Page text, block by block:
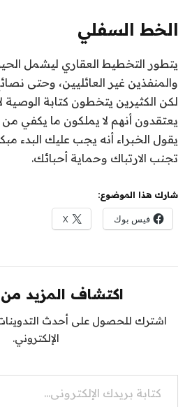
الخط السفلي
يتطور التخطيط العقاري ليشمل
والمنفذين غير العائليين، وحتى
لكن الكثيرين يتخطون كتابة الوصية
يعتقدون أنهم لا يملكون ما يكفي من
يقول الخبراء أنه يجب عليك البدء
تجنب الارتباك وحماية أحبائك.
شارك هذا الموضوع:
فيس بوك X
اكتشاف المزيد من
اشترك للحصول على أحدث
الإلكتروني.
كتابة بريدك الإلكتروني...